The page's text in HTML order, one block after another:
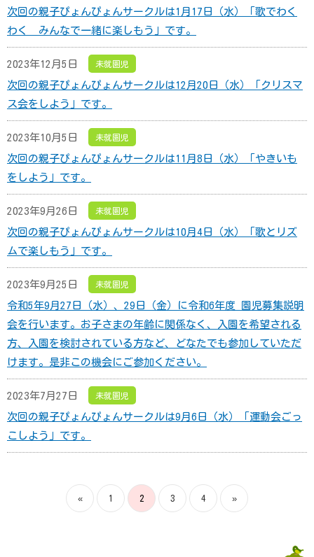
次回の親子ぴょんぴょんサークルは1月17日（水）「歌でわく
わく みんなで一緒に楽しもう」です。
2023年12月5日 未就園児
次回の親子ぴょんぴょんサークルは12月20日（水）「クリスマ
ス会をしよう」です。
2023年10月5日 未就園児
次回の親子ぴょんぴょんサークルは11月8日（水）「やきいも
をしよう」です。
2023年9月26日 未就園児
次回の親子ぴょんぴょんサークルは10月4日（水）「歌とリズ
ムで楽しもう」です。
2023年9月25日 未就園児
令和5年9月27日（水）、29日（金）に令和6年度 園児募集説明
会を行います。お子さまの年齢に関係なく、入園を希望される
方、入園を検討されている方など、どなたでも参加していただ
けます。是非この機会にご参加ください。
2023年7月27日 未就園児
次回の親子ぴょんぴょんサークルは9月6日（水）「運動会ごっ
こしよう」です。
« 1 2 3 4 »